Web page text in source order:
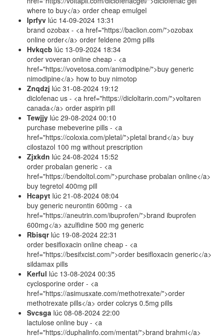
where to buy</a> order cheap emulgel
Iprfyv lúc 14-09-2024 13:31
brand ozobax - <a href="https://baclion.com/">ozobax
online order</a> order feldene 20mg pills
Hvkqcb lúc 13-09-2024 18:34
order voveran online cheap - <a
href="https://vovetosa.com/animodipine/">buy generic
nimodipine</a> how to buy nimotop
Znqdzj lúc 31-08-2024 19:12
diclofenac us - <a href="https://dicloltarin.com/">voltaren
canada</a> order aspirin pill
Tewjjy lúc 29-08-2024 00:10
purchase mebeverine pills - <a
href="https://coloxia.com/pletal/">pletal brand</a> buy
cilostazol 100 mg without prescription
Zjxkdn lúc 24-08-2024 15:52
order probalan generic - <a
href="https://bendoltol.com/">purchase probalan online</a>
buy tegretol 400mg pill
Hcapyt lúc 21-08-2024 08:04
buy generic neurontin 600mg - <a
href="https://aneutrin.com/ibuprofen/">brand ibuprofen
600mg</a> azulfidine 500 mg generic
Rbisqrlúc 19-08-2024 22:31
order besifloxacin online cheap - <a
href="https://besifxcist.com/">order besifloxacin generic</a>
sildamax pills
Kerful lúc 13-08-2024 00:35
cyclosporine order - <a
href="https://asimusxate.com/methotrexate/">order
methotrexate pills</a> order colcrys 0.5mg pills
Svcsga lúc 08-08-2024 22:00
lactulose online buy - <a
href="https://duphalinfo.com/mentat/">brand brahmi</a>